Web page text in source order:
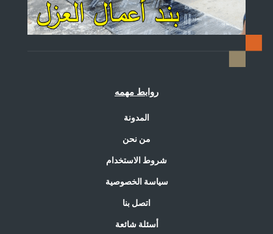
روابط مهمه
المدونة
من نحن
شروط الاستخدام
سياسة الخصوصية
اتصل بنا
أسئلة شائعة